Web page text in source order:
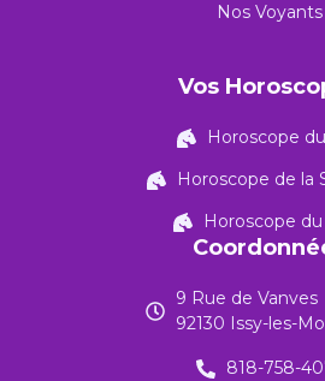
Nos Voyants
Vos
Horoscope
Horoscope de la
Horoscope
9 Rue de Vanves
92130 Issy-les-
818-758-